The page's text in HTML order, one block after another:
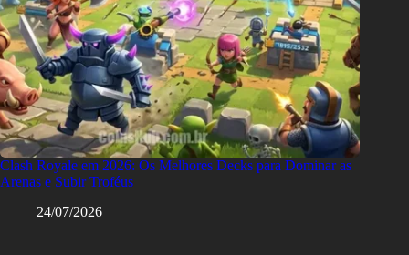
Clash Royale em 2026: Os Melhores Decks para Dominar as
Arenas e Subir Troféus
24/07/2026